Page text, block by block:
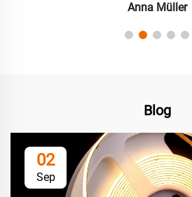
Anna Müller
Blog
02
Sep